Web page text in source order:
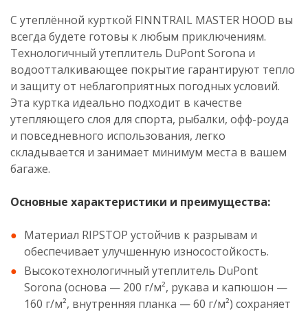
С утеплённой курткой FINNTRAIL MASTER HOOD вы
всегда будете готовы к любым приключениям.
Технологичный утеплитель DuPont Sorona и
водоотталкивающее покрытие гарантируют тепло
и защиту от неблагоприятных погодных условий.
Эта куртка идеально подходит в качестве
утепляющего слоя для спорта, рыбалки, офф-роуда
и повседневного использования, легко
складывается и занимает минимум места в вашем
багаже.
Основные характеристики и преимущества:
Материал RIPSTOP устойчив к разрывам и
обеспечивает улучшенную износостойкость.
Высокотехнологичный утеплитель DuPont
Sorona (основа — 200 г/м², рукава и капюшон —
160 г/м², внутренняя планка — 60 г/м²) сохраняет